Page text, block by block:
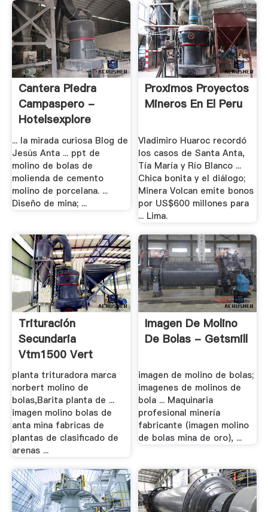
Cantera Piedra
Campaspero -
Hotelsexplore
... la mirada curiosa Blog de
Jesús Anta ... ppt de
molino de bolas de
molienda de cemento
molino de porcelana. ...
Diseño de mina; ...
Proximos Proyectos
Mineros En El Peru
Vladimiro Huaroc recordó
los casos de Santa Anta,
Tía María y Río Blanco ...
Chica bonita y el diálogo;
Minera Volcan emite bonos
por US$600 millones para
... Lima.
Trituración
Secundaria
Vtm1500 Vert
Molino - .
planta trituradora marca
norbert molino de
bolas,Barita planta de ...
imagen molino bolas de
anta mina fabricas de
plantas de clasificado de
arenas ...
Imagen De Molino
De Bolas - Getsmill
imagen de molino de bolas;
imagenes de molinos de
bola ... Maquinaria
profesional minería
fabricante (imagen molino
de bolas mina de oro), ...